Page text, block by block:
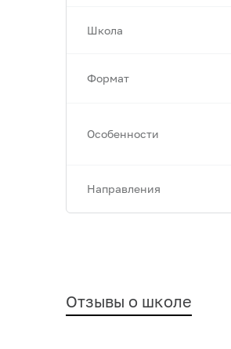
Школа
Формат
Особенности
Направления
Отзывы о школе